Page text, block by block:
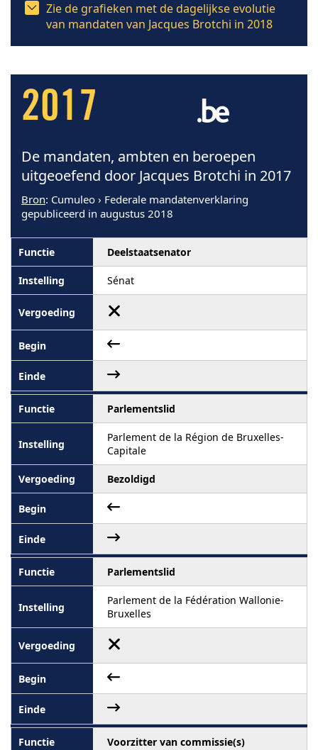
Zie de grafieken met de dagelijkse evolutie
van mandaten van Jacques Brotchi in 2018
2017
De mandaten, ambten en beroepen
uitgeoefend door Jacques Brotchi in 2017
Bron: Cumuleo › Federale mandatenverklaring
gepubliceerd in augustus 2018
Deelstaatsenator
Sénat
Parlementslid
Parlement de la Région de Bruxelles-
Capitale
Bezoldigd
Parlementslid
Parlement de la Fédération Wallonie-
Bruxelles
Voorzitter van commissie(s)